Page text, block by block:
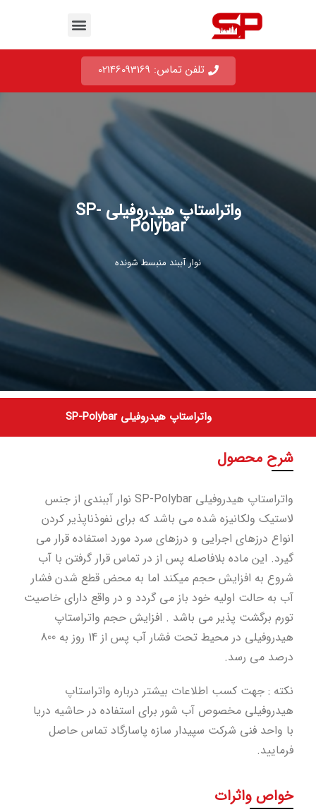
تلفن تماس: 02146093169
واتراستاپ هیدروفیلی SP-
Polybar
نوار آببند منبسط شونده
واتراستاپ هیدروفیلی SP-Polybar
شرح محصول
واتراستاپ هیدروفیلی SP-Polybar نوار آببندی از جنس
لاستیک ولکانیزه شده می باشد که برای نفوذناپذیر کردن
انواع درزهای اجرایی و درزهای سرد مورد استفاده قرار می
گیرد. این ماده بلافاصله پس از در تماس قرار گرفتن با آب
شروع به افزایش حجم میکند اما به محض قطع شدن فشار
آب به حالت اولیه خود باز می گردد و در واقع دارای خاصیت
تورم برگشت پذیر می باشد . افزایش حجم واتراستاپ
هیدروفیلی در محیط تحت فشار آب پس از 14 روز به 800
درصد می رسد.
نکته : جهت کسب اطلاعات بیشتر درباره واتراستاپ
هیدروفیلی مخصوص آب شور برای استفاده در حاشیه دریا
با واحد فنی شرکت سپیدار سازه پاسارگاد تماس حاصل
فرمایید.
خواص واثرات